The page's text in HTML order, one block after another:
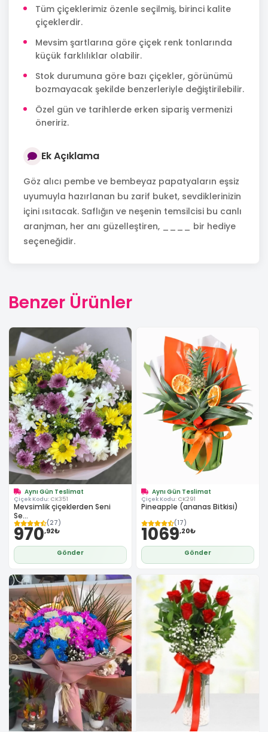
Tüm çiçeklerimiz özenle seçilmiş, birinci kalite
çiçeklerdir.
Mevsim şartlarına göre çiçek renk tonlarında
küçük farklılıklar olabilir.
Stok durumuna göre bazı çiçekler, görünümü
bozmayacak şekilde benzerleriyle değiştirilebilir.
Özel gün ve tarihlerde erken sipariş vermenizi
öneririz.
Ek Açıklama
Göz alıcı pembe ve bembeyaz papatyaların eşsiz
uyumuyla hazırlanan bu zarif buket, sevdiklerinizin
içini ısıtacak. Saflığın ve neşenin temsilcisi bu canlı
aranjman, her anı güzelleştiren, ____ bir hediye
seçeneğidir.
Benzer Ürünler
Aynı Gün Teslimat
Çiçek Kodu: CK351
Mevsimlik çiçeklerden Seni
Se...
(27)
970,92₺
Gönder
Aynı Gün Teslimat
Çiçek Kodu: CK291
Pineapple (ananas Bitkisi)
(17)
1069,20₺
Gönder